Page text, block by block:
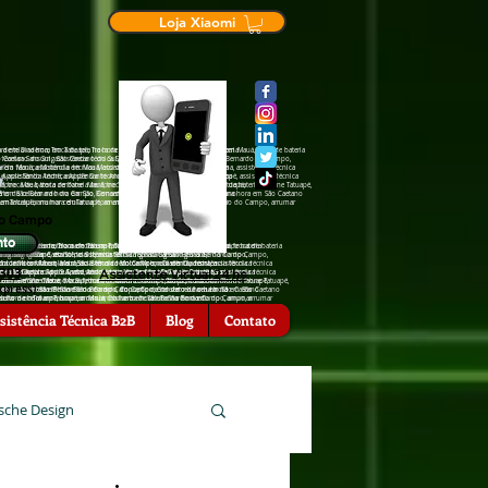
Diadema, Troca de tela na hora em Tatuapé, Troca de tela na hora em Mauá, troca de bateria
Sansumg São Caetano do Sul, assistência †écnica Sansumg São Bernardo do Campo,
†écnica Motorola em Mauá, assistência †écnica Motorola em Diadema, assistência †écnica
†écnica Apple Santo André, assistência †écnica Apple Tatuapé, assistência †écnica
de bateria zenfone Mauá, troca de bateria zenfone Tatuapé, troca de bateria iPhone Tatuapé,
de celular na hora em São Bernardo do Campo, Conserto de celular na hora em São Caetano
celular na hora emTatuapé, arrumar celular na hora em São Bernardo do Campo, arrumar
de tela na hora em Tatuapé, Troca de tela na hora em Mauá, troca de bateria
São Caetano do Sul, assistência †écnica Sansumg São Bernardo do Campo,
em Mauá, assistência †écnica Motorola em Diadema, assistência †écnica
Apple Santo André, assistência †écnica Apple Tatuapé, assistência †écnica
zenfone Mauá, troca de bateria zenfone Tatuapé, troca de bateria iPhone Tatuapé,
hora em São Bernardo do Campo, Conserto de celular na hora em São Caetano
emTatuapé, arrumar celular na hora em São Bernardo do Campo, arrumar
em Diadema, Troca de tela na hora em Tatuapé, Troca de tela na hora
Tatuapé, assistência †écnica Sansumg São Caetano do Sul,
†écnica Motorola em São Bernardo do Campo, assistência †écnica
Caetano do Sul, assistência †écnica Zenfone Tatuapé, assistência
São Caetano o Sul, troca de bateria zenfone São Bernardo do
de bateria iPhone São Bernardo do Campo, Conserto de celular na
de celular na hora em Mauá, Conserto de celular na hora em
celular na hora em Diadema.
Troca de tela na hora em Tatuapé, Troca de tela na hora em Mauá, troca de bateria
São Caetano do Sul, assistência †écnica Sansumg São Bernardo do Campo,
Motorola em Mauá, assistência †écnica Motorola em Diadema, assistência †écnica
†écnica Apple Santo André, assistência †écnica Apple Tatuapé, assistência †écnica
bateria zenfone Mauá, troca de bateria zenfone Tatuapé, troca de bateria iPhone Tatuapé,
na hora em São Bernardo do Campo, Conserto de celular na hora em São Caetano
na hora emTatuapé, arrumar celular na hora em São Bernardo do Campo, arrumar
tela na hora em Tatuapé, Troca de tela na hora em Mauá, troca de bateria
do Sul, assistência †écnica Sansumg São Bernardo do Campo,
Mauá, assistência †écnica Motorola em Diadema, assistência †écnica
Santo André, assistência †écnica Apple Tatuapé, assistência †écnica
Mauá, troca de bateria zenfone Tatuapé, troca de bateria iPhone Tatuapé,
São Bernardo do Campo, Conserto de celular na hora em São Caetano
arrumar celular na hora em São Bernardo do Campo, arrumar
Loja Xiaomi
Campo
Assistente Virtual 24 hs
Técnica B2B Blog Contato
Design